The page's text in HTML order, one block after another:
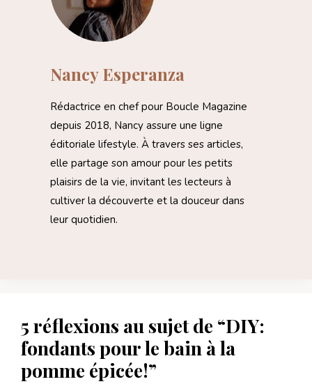
Nancy Esperanza
Rédactrice en chef pour Boucle Magazine
depuis 2018, Nancy assure une ligne
éditoriale lifestyle. À travers ses articles,
elle partage son amour pour les petits
plaisirs de la vie, invitant les lecteurs à
cultiver la découverte et la douceur dans
leur quotidien.
5 réflexions au sujet de “DIY:
fondants pour le bain à la
pomme épicée!”